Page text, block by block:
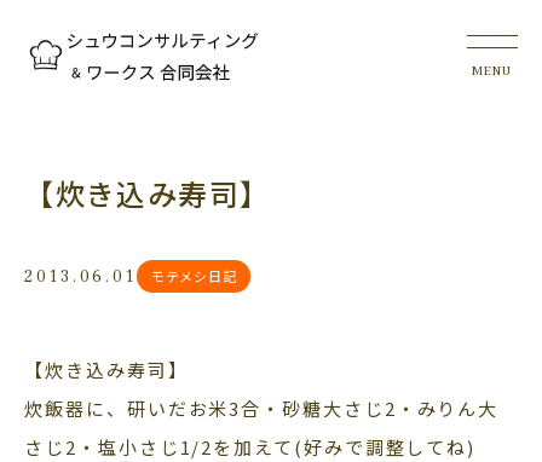
【炊き込み寿司】
2013.06.01 モテメシ日記
【炊き込み寿司】
炊飯器に、研いだお米3合・砂糖大さじ2・みりん大
さじ2・塩小さじ1/2を加えて(好みで調整してね)